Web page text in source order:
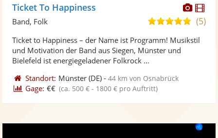
Fotos
Ticket To Happiness
5,0
5
(5)
Band, Folk
Ticket to Happiness – der Name ist Programm! Musikstil
und Motivation der Band aus Siegen, Münster und
Bielefeld ist energiegeladener Folkrock ...
Standort: Münster (DE) -44 km von Osnabrück
Gage: €€ (ca. 500 € - 1800 € pro Auftritt)